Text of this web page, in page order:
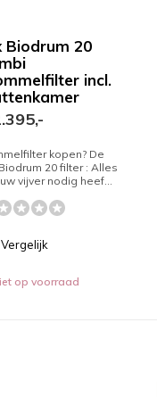
Biodrum 20
incl.
kopen? De
20 filter : Alles
vijver nodig heef...
Vergelijk
op voorraad